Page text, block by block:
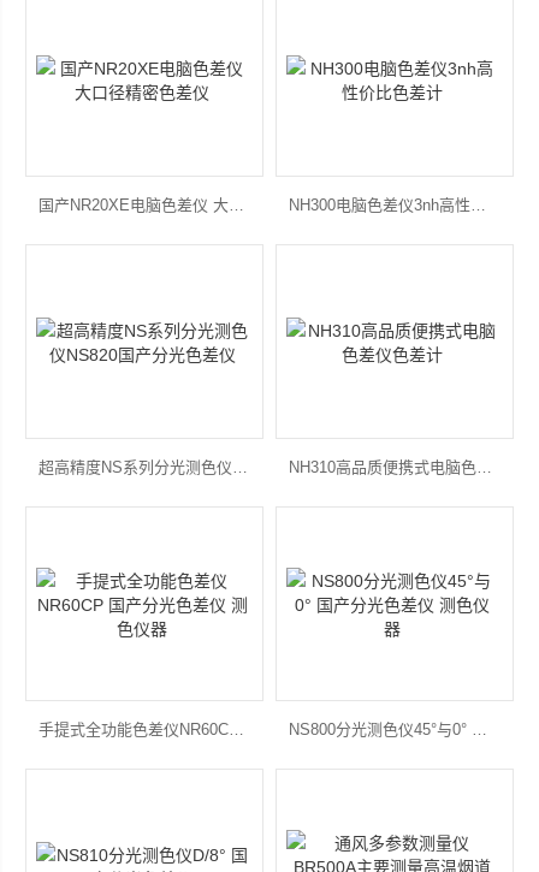
国产NR20XE电脑色差仪 大口径精密色差仪 NH300电脑色差仪3nh高性价比色差计
超高精度NS系列分光测色仪NS820国产分光色差仪 NH310高品质便携式电脑色差仪色差计
手提式全功能色差仪NR60CP 国产分光色差仪 测色仪器 NS800分光测色仪45°与0° 国产分光色差仪 测色仪器